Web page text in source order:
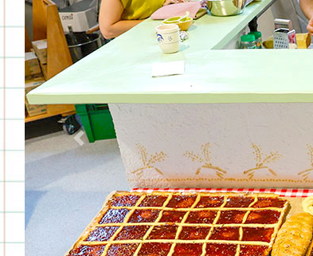
Previous